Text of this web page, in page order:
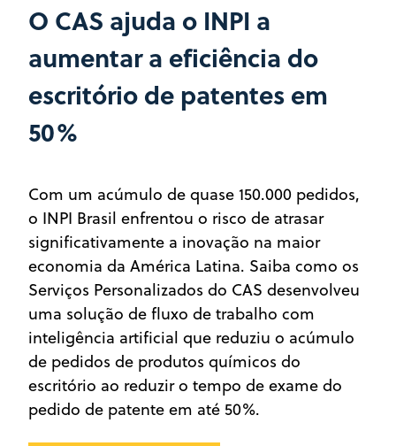
O CAS ajuda o INPI a
aumentar a eficiência do
escritório de patentes em
50%
Com um acúmulo de quase 150.000 pedidos,
o INPI Brasil enfrentou o risco de atrasar
significativamente a inovação na maior
economia da América Latina. Saiba como os
Serviços Personalizados do CAS desenvolveu
uma solução de fluxo de trabalho com
inteligência artificial que reduziu o acúmulo
de pedidos de produtos químicos do
escritório ao reduzir o tempo de exame do
pedido de patente em até 50%.